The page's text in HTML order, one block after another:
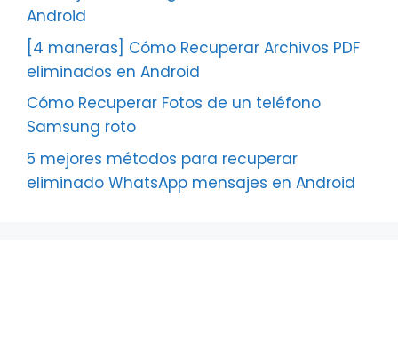
Android
[4 maneras] Cómo Recuperar Archivos PDF
eliminados en Android
Cómo Recuperar Fotos de un teléfono
Samsung roto
5 mejores métodos para recuperar
eliminado WhatsApp mensajes en Android